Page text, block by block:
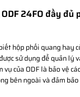
24FO đầy đủ
hộp phối quang hay
sử dụng để quản lý
vụ của ODF là bảo vệ
bên ngoài và đảm